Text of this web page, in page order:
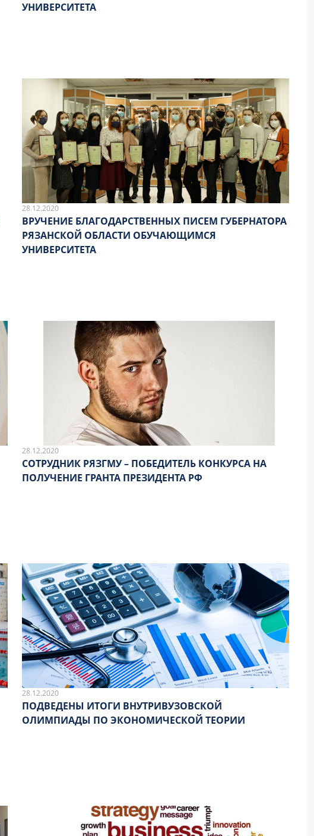
УНИВЕРСИТЕТА
28.12.2020
ВРУЧЕНИЕ БЛАГОДАРСТВЕННЫХ ПИСЕМ ГУБЕРНАТОРА
РЯЗАНСКОЙ ОБЛАСТИ ОБУЧАЮЩИМСЯ
УНИВЕРСИТЕТА
28.12.2020
СОТРУДНИК РЯЗГМУ – ПОБЕДИТЕЛЬ КОНКУРСА НА
ПОЛУЧЕНИЕ ГРАНТА ПРЕЗИДЕНТА РФ
28.12.2020
ПОДВЕДЕНЫ ИТОГИ ВНУТРИВУЗОВСКОЙ
ОЛИМПИАДЫ ПО ЭКОНОМИЧЕСКОЙ ТЕОРИИ